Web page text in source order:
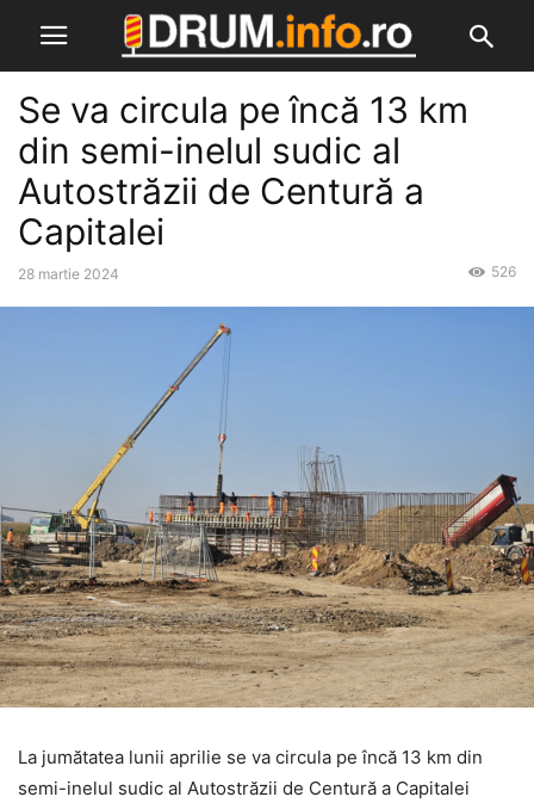
Se va circula pe încă 13 km
din semi-inelul sudic al
Autostrăzii de Centură a
Capitalei
28 martie 2024 526
La jumătatea lunii aprilie se va circula pe încă 13 km din
semi-inelul sudic al Autostrăzii de Centură a Capitalei